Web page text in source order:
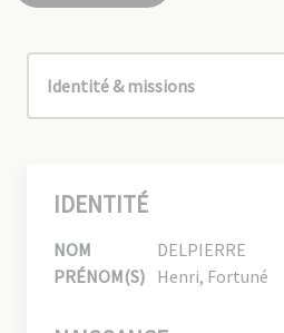
IDENTITÉ
NOM
DELPIERRE
PRÉNOM(S) Henri, Fortuné